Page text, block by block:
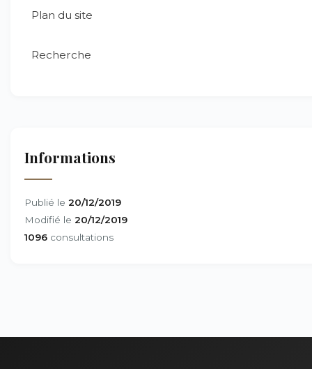
Plan du site
Recherche
Informations
Publié le 20/12/2019
Modifié le 20/12/2019
1096 consultations